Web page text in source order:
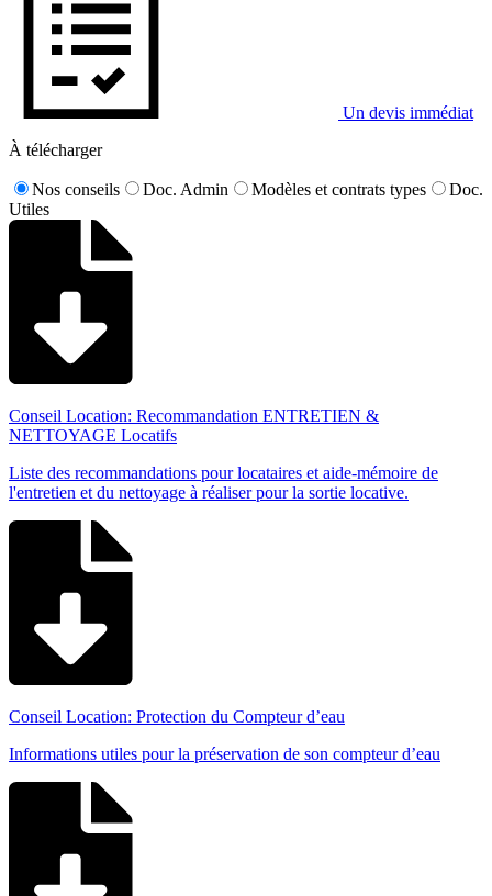
Un devis immédiat
À télécharger
Nos conseils Doc. Admin Modèles et contrats types
Doc.
Utiles
Conseil Location: Recommandation ENTRETIEN &
NETTOYAGE Locatifs
Liste des recommandations pour locataires et aide-mémoire de
l'entretien et du nettoyage à réaliser pour la sortie locative.
Conseil Location: Protection du Compteur d’eau
Informations utiles pour la préservation de son compteur d’eau